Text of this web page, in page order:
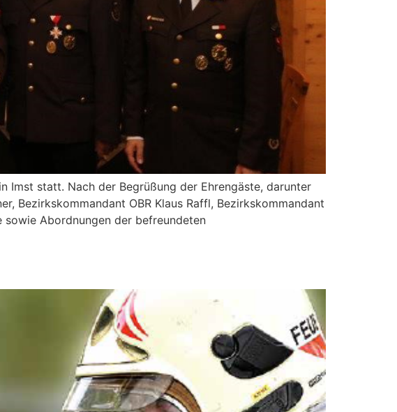
Imst statt. Nach der Begrüßung der Ehrengäste, darunter
Bezirkskommandant OBR Klaus Raffl, Bezirkskommandant
Abordnungen der befreundeten